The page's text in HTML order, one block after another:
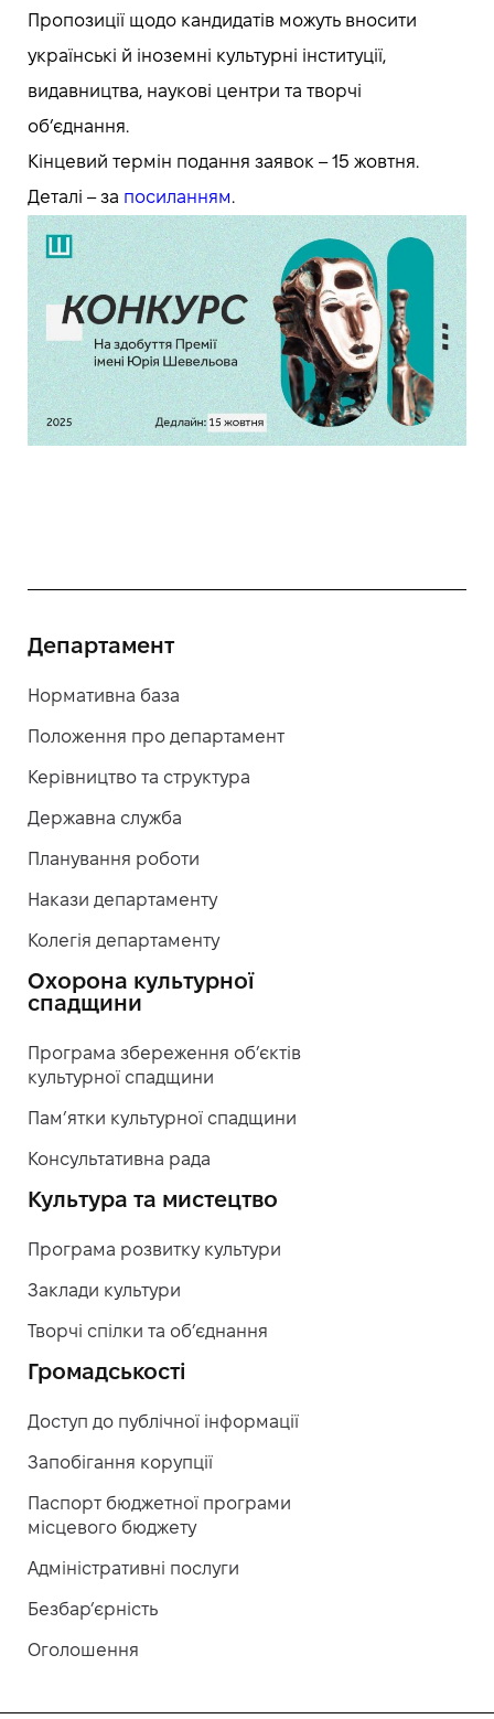
Пропозиції щодо кандидатів можуть вносити
українські й іноземні культурні інституції,
видавництва, наукові центри та творчі
обʼєднання.
Кінцевий термін подання заявок – 15 жовтня.
Деталі – за посиланням.
Департамент
Нормативна база
Положення про департамент
Керівництво та структура
Державна служба
Планування роботи
Накази департаменту
Колегія департаменту
Охорона культурної
спадщини
Програма збереження об’єктів
культурної спадщини
Пам’ятки культурної спадщини
Консультативна рада
Культура та мистецтво
Програма розвитку культури
Заклади культури
Творчі спілки та об’єднання
Громадськості
Доступ до публічної інформації
Запобігання корупції
Паспорт бюджетної програми
місцевого бюджету
Адміністративні послуги
Безбар’єрність
Оголошення